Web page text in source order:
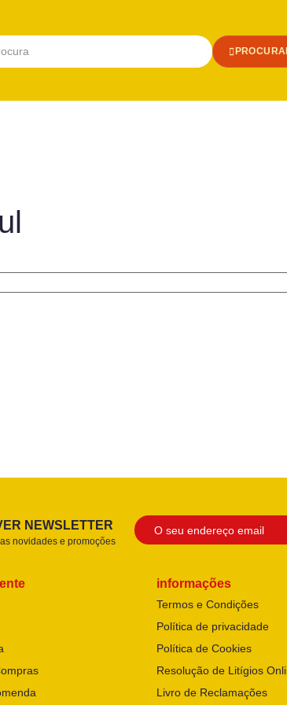
NEWSLETTER
novidades e promoções
informações
Termos e Condições
Política de privacidade
Política de Cookies
Resolução de Litígios
Livro de Reclamações